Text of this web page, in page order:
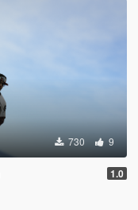
730 9
1.0